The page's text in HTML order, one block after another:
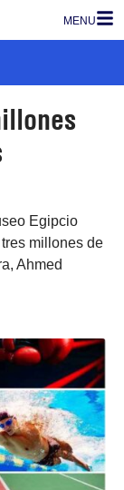
MENU
Egipcio
millones de
Ahmed